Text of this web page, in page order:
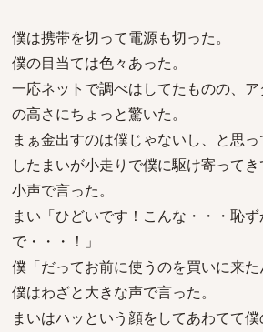
僕は携帯を切って電源も切った。
僕の目当ては色々あった。
一応ネットで調べはしてたものの、
の高さにちょっと驚いた。
まぁ金出すのは僕じゃないし、と思
したまいが小走りで僕に駆け寄ってき
小声で言った。
まい「ひどいです！こんな・・・恥
で・・・！」
僕「だってお前に使うのを買いに来た
僕はわざと大きな声で言った。
まいはハッという顔をしてあわてて